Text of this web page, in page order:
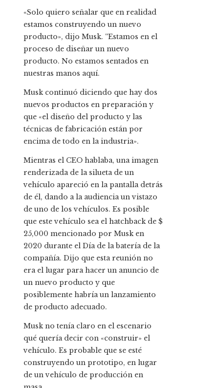
«Solo quiero señalar que en realidad
estamos construyendo un nuevo
producto», dijo Musk. “Estamos en el
proceso de diseñar un nuevo
producto. No estamos sentados en
nuestras manos aquí.
Musk continuó diciendo que hay dos
nuevos productos en preparación y
que «el diseño del producto y las
técnicas de fabricación están por
encima de todo en la industria».
Mientras el CEO hablaba, una imagen
renderizada de la silueta de un
vehículo apareció en la pantalla detrás
de él, dando a la audiencia un vistazo
de uno de los vehículos. Es posible
que este vehículo sea el hatchback de $
25,000 mencionado por Musk en
2020 durante el Día de la batería de la
compañía. Dijo que esta reunión no
era el lugar para hacer un anuncio de
un nuevo producto y que
posiblemente habría un lanzamiento
de producto adecuado.
Musk no tenía claro en el escenario
qué quería decir con «construir» el
vehículo. Es probable que se esté
construyendo un prototipo, en lugar
de un vehículo de producción en